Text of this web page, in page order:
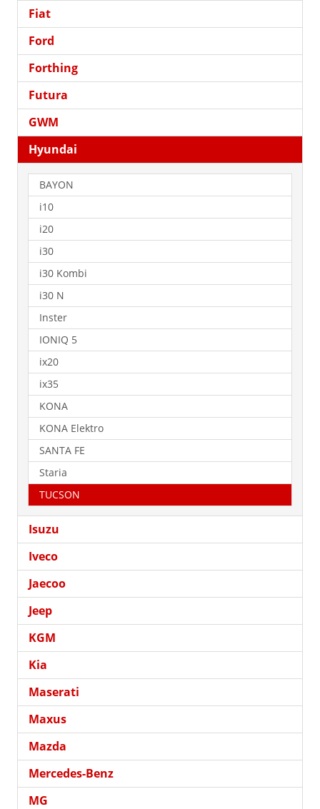
Fiat
Ford
Forthing
Futura
GWM
Hyundai
BAYON
i10
i20
i30
i30 Kombi
i30 N
Inster
IONIQ 5
ix20
ix35
KONA
KONA Elektro
SANTA FE
Staria
TUCSON
Isuzu
Iveco
Jaecoo
Jeep
KGM
Kia
Maserati
Maxus
Mazda
Mercedes-Benz
MG